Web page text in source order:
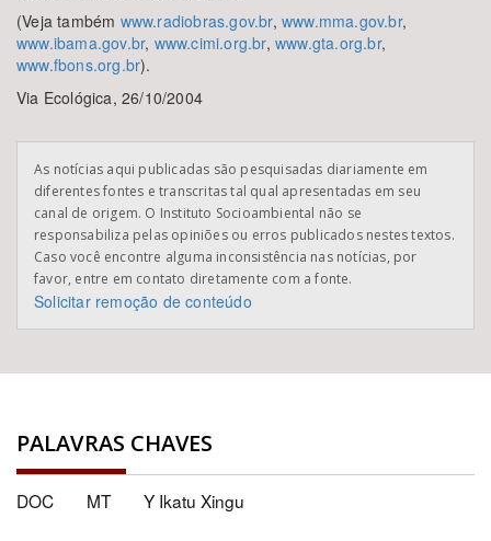
(Veja também www.radiobras.gov.br,www.mma.gov.br,
www.ibama.gov.br, www.cimi.org.br,www.gta.org.br,
www.fbons.org.br).
Via Ecológica, 26/10/2004
As notícias aqui publicadas são pesquisadas diariamente em
diferentes fontes e transcritas tal qual apresentadas em seu
canal de origem. O Instituto Socioambiental não se
responsabiliza pelas opiniões ou erros publicados nestes textos.
Caso você encontre alguma inconsistência nas notícias, por
favor, entre em contato diretamente com a fonte.
Solicitar remoção de conteúdo
PALAVRAS CHAVES
DOC MT Y Ikatu Xingu